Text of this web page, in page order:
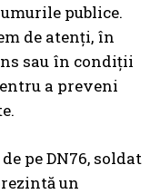
publice.
de atenți, în
sau în condiții
a preveni
pe DN76, soldat
un